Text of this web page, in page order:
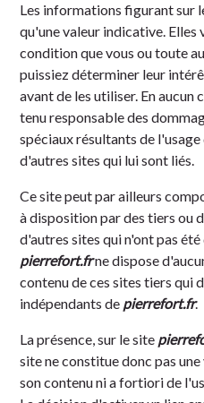
Les informations figurant sur
qu'une valeur indicative. Elles
condition que vous ou toute
puissiez déterminer leur
avant de les utiliser. En aucun
tenu responsable des
spéciaux résultants de
d'autres sites qui lui sont liés.
Ce site peut par ailleurs
à disposition par des tiers ou
d'autres sites qui n'ont pas
pierrefort.frne dispose
contenu de ces sites tiers qui
indépendants de pierrefort.fr.
La présence, sur le site
site ne constitue donc pas
son contenu ni a fortiori de